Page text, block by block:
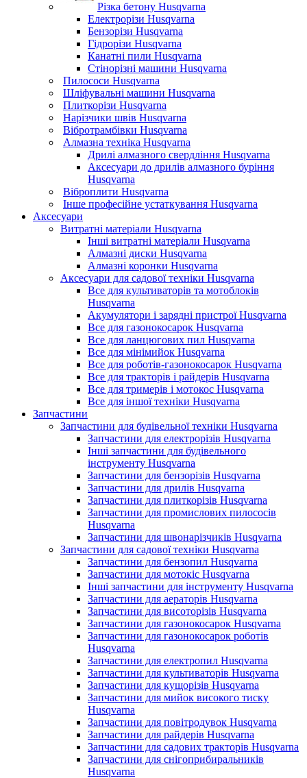
Різка бетону Husqvarna
Електрорізи Husqvarna
Бензорізи Husqvarna
Гідрорізи Husqvarna
Канатні пили Husqvarna
Стінорізні машини Husqvarna
Пилососи Husqvarna
Шліфувальні машини Husqvarna
Плиткорізи Husqvarna
Нарізчики швів Husqvarna
Вібротрамбівки Husqvarna
Алмазна техніка Husqvarna
Дрилі алмазного свердління Husqvarna
Аксесуари до дрилів алмазного буріння
Husqvarna
Віброплити Husqvarna
Інше професійне устаткування Husqvarna
Аксесуари
Витратні матеріали Husqvarna
Інші витратні матеріали Husqvarna
Алмазні диски Husqvarna
Алмазні коронки Husqvarna
Аксесуари для садової техніки Husqvarna
Все для культиваторів та мотоблоків
Husqvarna
Акумулятори і зарядні пристрої Husqvarna
Все для газонокосарок Husqvarna
Все для ланцюгових пил Husqvarna
Все для мінімийок Husqvarna
Все для роботів-газонокосарок Husqvarna
Все для тракторів і райдерів Husqvarna
Все для тримерів і мотокос Husqvarna
Все для іншої техніки Husqvarna
Запчастини
Запчастини для будівельної техніки Husqvarna
Запчастини для електрорізів Husqvarna
Інші запчастини для будівельного
інструменту Husqvarna
Запчастини для бензорізів Husqvarna
Запчастини для дрилів Husqvarna
Запчастини для плиткорізів Husqvarna
Запчастини для промислових пилососів
Husqvarna
Запчастини для швонарізчиків Husqvarna
Запчастини для садової техніки Husqvarna
Запчастини для бензопил Husqvarna
Запчастини для мотокіс Husqvarna
Інші запчастини для інструменту Husqvarna
Запчастини для аераторів Husqvarna
Запчастини для висоторізів Husqvarna
Запчастини для газонокосарок Husqvarna
Запчастини для газонокосарок роботів
Husqvarna
Запчастини для електропил Husqvarna
Запчастини для культиваторів Husqvarna
Запчастини для кущорізів Husqvarna
Запчастини для мийок високого тиску
Husqvarna
Запчастини для повітродувок Husqvarna
Запчастини для райдерів Husqvarna
Запчастини для садових тракторів Husqvarna
Запчастини для снігоприбиральників
Husqvarna